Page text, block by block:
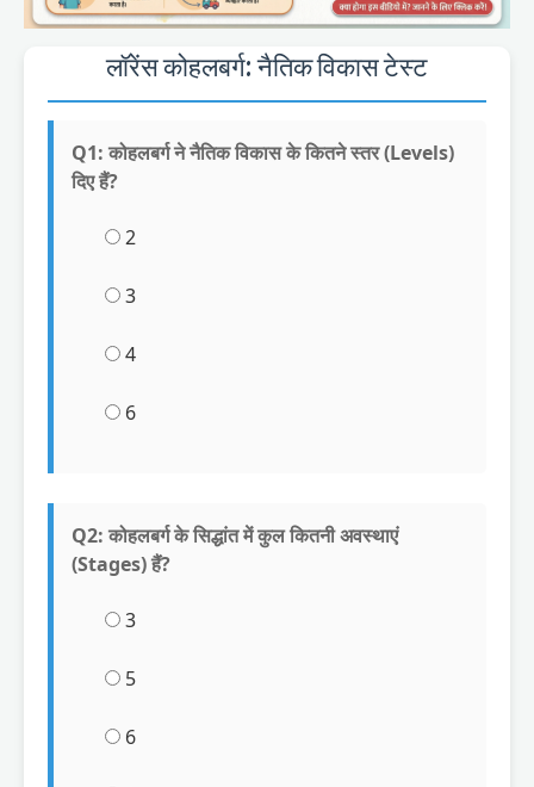
लॉरेंस कोहलबर्ग: नैतिक विकास टेस्ट
Q1: कोहलबर्ग ने नैतिक विकास के कितने स्तर (Levels)
दिए हैं?
2
3
4
6
Q2: कोहलबर्ग के सिद्धांत में कुल कितनी अवस्थाएं
(Stages) हैं?
3
5
6